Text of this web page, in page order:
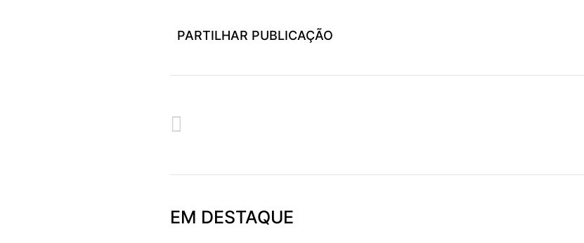
PARTILHAR PUBLICAÇÃO
EM DESTAQUE